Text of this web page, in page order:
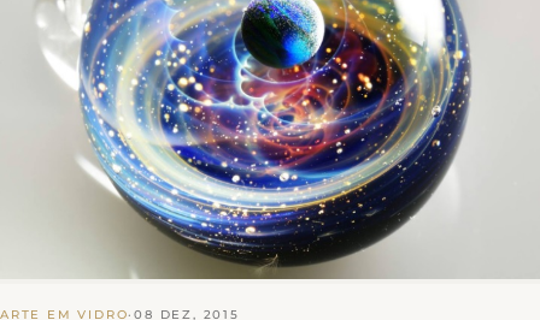
ARTE EM VIDRO·08 DEZ, 2015